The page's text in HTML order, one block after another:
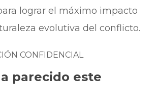
lograr el máximo impacto
evolutiva del conflicto.
CONFIDENCIAL
parecido este